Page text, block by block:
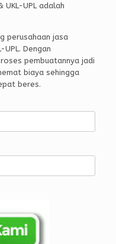
UKL-UPL adalah
perusahaan jasa
UPL. Dengan
pembuatannya jadi
biaya sehingga
beres.